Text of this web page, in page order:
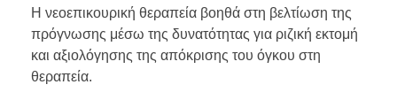
Η νεοεπικουρική θεραπεία βοηθά στη βελτίωση της
πρόγνωσης μέσω της δυνατότητας για ριζική εκτομή
και αξιολόγησης της απόκρισης του όγκου στη
θεραπεία.